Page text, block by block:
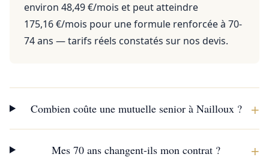
environ 48,49 €/mois et peut atteindre
175,16 €/mois pour une formule renforcée à 70-
74 ans — tarifs réels constatés sur nos devis.
Combien coûte une mutuelle senior à Nailloux ? +
Mes 70 ans changent-ils mon contrat ? +